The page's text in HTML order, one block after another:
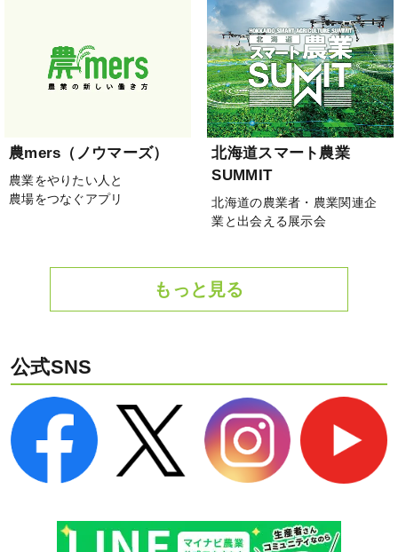
農mers（ノウマーズ）
農業をやりたい人と
農場をつなぐアプリ
北海道スマート農業
SUMMIT
北海道の農業者・農業関連企
業と出会える展示会
もっと見る
公式SNS